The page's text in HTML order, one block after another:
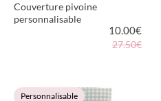
Couverture pivoine
personnalisable
10.00€
27.50€
VOIR LE PRODUIT
Personnalisable